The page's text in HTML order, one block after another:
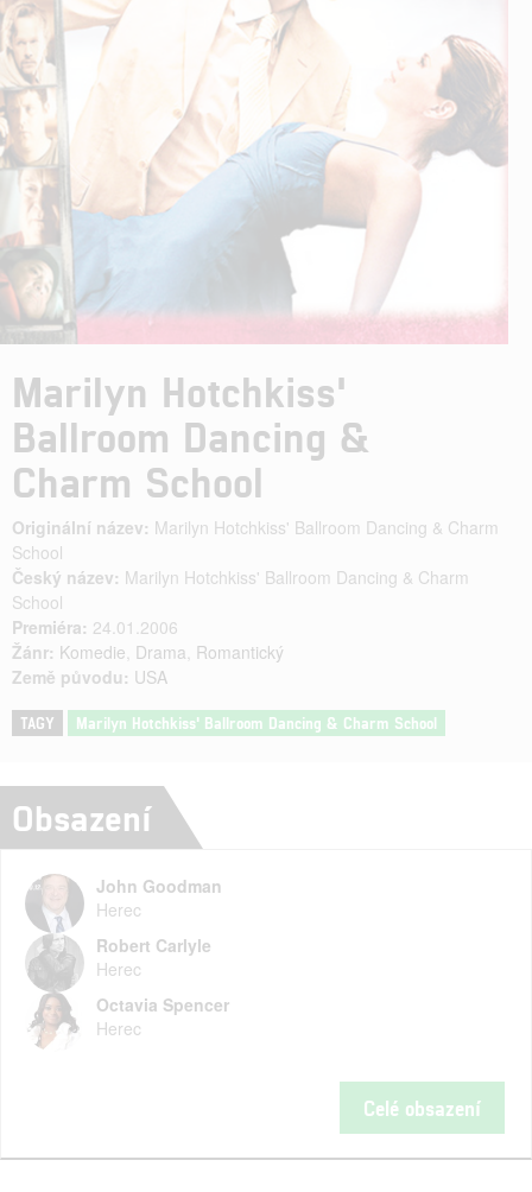
Marilyn Hotchkiss'
Ballroom Dancing &
Charm School
Originální název: Marilyn Hotchkiss' Ballroom Dancing & Charm
School
Český název: Marilyn Hotchkiss' Ballroom Dancing & Charm
School
Premiéra: 24.01.2006
Žánr: Komedie, Drama, Romantický
Země původu: USA
TAGY Marilyn Hotchkiss' Ballroom Dancing & Charm School
Obsazení
John Goodman
Herec
Robert Carlyle
Herec
Octavia Spencer
Herec
Celé obsazení